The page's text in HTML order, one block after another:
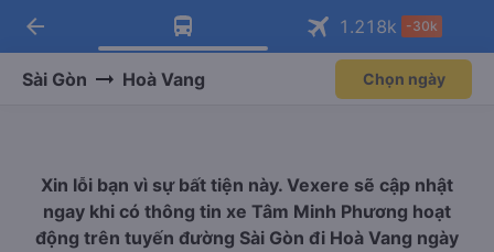
Tải app Vexere ngay!
Nhận ưu đãi thành viên độc
Mở app
Tải app Vexere
-30k/ghế khi đặt vé máy bay qua
Mở app
arrow_back 1.218k -30k
Sài Gòn Hoà Vang Chọn ngày
Xin lỗi bạn vì sự bất tiện này. Vexere sẽ cập nhật
ngay khi có thông tin xe Tâm Minh Phương hoạt
động trên tuyến đường Sài Gòn đi Hoà Vang ngày